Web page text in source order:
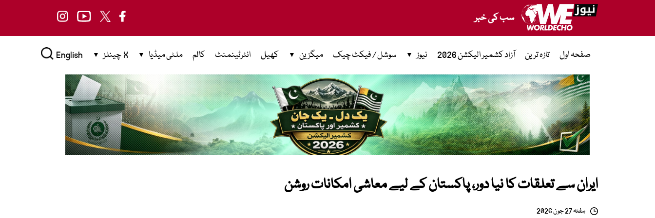
سب کی خبر
صفحہ اول تازہ ترین آزاد کشمیر الیکشن 2026 نیوز سوشل / فیکٹ چیک میگزین کھیل انٹرٹینمنٹ کالم ملٹی میڈیا X چینلز English
ایران سے تعلقات کا نیا دور، پاکستان کے لیے معاشی امکانات روشن
ہفتہ 27 جون 2026